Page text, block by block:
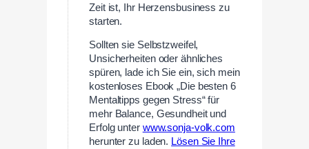
Zeit ist, Ihr Herzensbusiness zu
starten.
Sollten sie Selbstzweifel,
Unsicherheiten oder ähnliches
spüren, lade ich Sie ein, sich mein
kostenloses Ebook „Die besten 6
Mentaltipps gegen Stress“ für
mehr Balance, Gesundheit und
Erfolg unter www.sonja-volk.com
herunter zu laden. Lösen Sie Ihre